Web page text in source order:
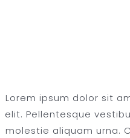
Lorem ipsum dolor sit
elit. Pellentesque
molestie aliquam urna.